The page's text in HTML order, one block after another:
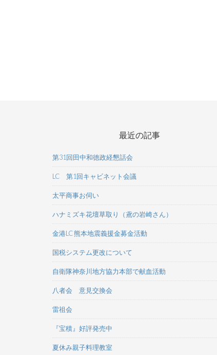
最近の記事
第31回田中和徳政経懇話会
LC 第1回キャビネット会議
太平商事お伺い
ハナミズキ花壇草取り（鳶の岩崎さん）
金港LC 熊本地震義援金募金活動
国税システム更改について
自衛隊神奈川地方協力本部で献血活動
八者会 意見交換会
雷祖会
『宝積』好評発売中
夏休み親子料理教室